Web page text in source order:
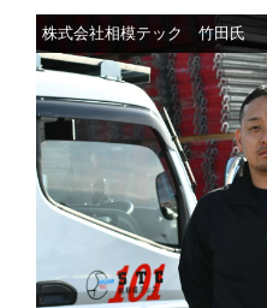
株式会社相模テック 竹田氏